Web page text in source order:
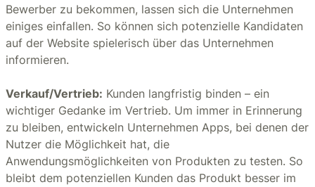
Bewerber zu bekommen, lassen sich die Unternehmen
einiges einfallen. So können sich potenzielle Kandidaten
auf der Website spielerisch über das Unternehmen
informieren.
Verkauf/Vertrieb: Kunden langfristig binden – ein
wichtiger Gedanke im Vertrieb. Um immer in Erinnerung
zu bleiben, entwickeln Unternehmen Apps, bei denen der
Nutzer die Möglichkeit hat, die
Anwendungsmöglichkeiten von Produkten zu testen. So
bleibt dem potenziellen Kunden das Produkt besser im